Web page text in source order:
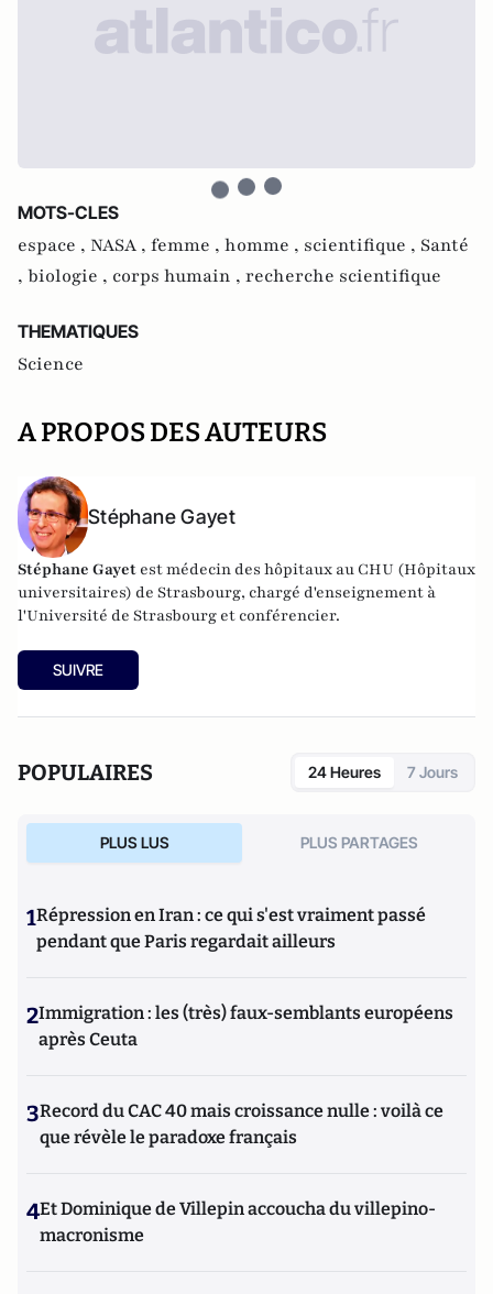
MOTS-CLES
espace , NASA , femme , homme , scientifique , Santé
, biologie , corps humain , recherche scientifique
THEMATIQUES
Science
A PROPOS DES AUTEURS
Stéphane Gayet
Stéphane Gayet est médecin des hôpitaux au CHU (Hôpitaux
universitaires) de Strasbourg, chargé d'enseignement à
l'Université de Strasbourg et conférencier.
SUIVRE
POPULAIRES 24 Heures 7 Jours
PLUS LUS PLUS PARTAGES
1Répression en Iran : ce qui s'est vraiment passé
pendant que Paris regardait ailleurs
2Immigration : les (très) faux-semblants européens
après Ceuta
3Record du CAC 40 mais croissance nulle : voilà ce
que révèle le paradoxe français
4Et Dominique de Villepin accoucha du villepino-
macronisme